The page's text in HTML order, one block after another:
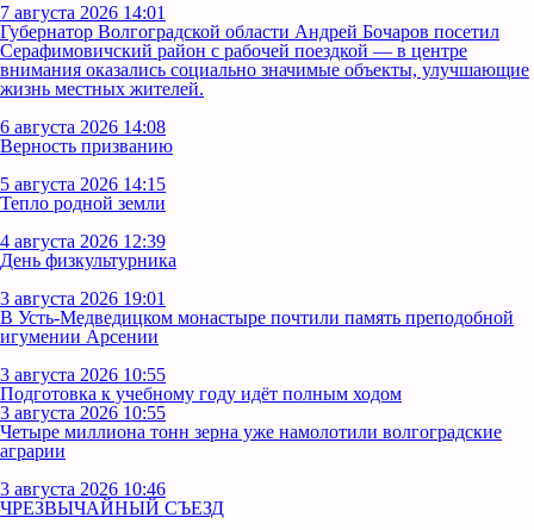
7 августа 2026 14:01
Губернатор Волгоградской области Андрей Бочаров посетил
Серафимовичский район с рабочей поездкой — в центре
внимания оказались социально значимые объекты, улучшающие
жизнь местных жителей.
6 августа 2026 14:08
Верность призванию
5 августа 2026 14:15
Тепло родной земли
4 августа 2026 12:39
День физкультурника
3 августа 2026 19:01
В Усть‑Медведицком монастыре почтили память преподобной
игумении Арсении
3 августа 2026 10:55
Подготовка к учебному году идёт полным ходом
3 августа 2026 10:55
Четыре миллиона тонн зерна уже намолотили волгоградские
аграрии
3 августа 2026 10:46
ЧРЕЗВЫЧАЙНЫЙ СЪЕЗД